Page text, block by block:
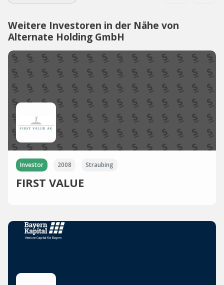
Weitere Investoren in der Nähe von
Alternate Holding GmbH
Investor 2008 Straubing
FIRST VALUE